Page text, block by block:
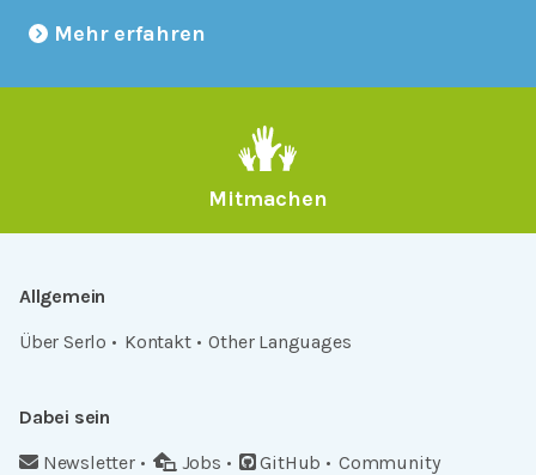
Mehr erfahren
Mitmachen
Allgemein
Über Serlo
Kontakt Other Languages
Dabei sein
Newsletter
Jobs GitHub Community